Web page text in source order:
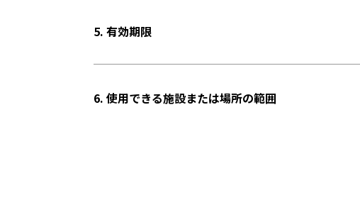
5. 有効期限
6. 使用できる施設または場所の範囲